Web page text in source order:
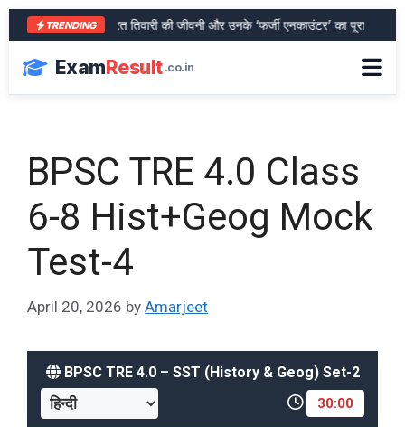
TRENDING
आरा के शेर भरत तिवारी की जीवनी और उनके ‘फर्जी एनकाउंटर’ का पूरा सच
ExamResult .co.in
BPSC TRE 4.0 Class
6-8 Hist+Geog Mock
Test-4
April 20, 2026 by Amarjeet
BPSC TRE 4.0 – SST (History & Geog) Set-2
30:00